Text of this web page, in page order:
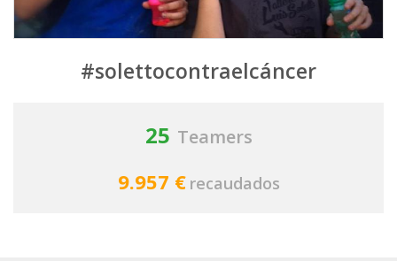
#solettocontraelcáncer
25 Teamers
9.957 € recaudados